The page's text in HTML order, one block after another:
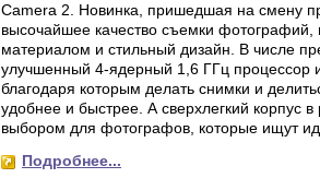
Camera 2. Новинка, пришедшая на смену
высочайшее качество съемки фотографий,
материалом и стильный дизайн. В числе
улучшенный 4-ядерный 1,6 ГГц процессор
благодаря которым делать снимки и
удобнее и быстрее. А сверхлегкий корпус
выбором для фотографов, которые ищут
Подробнее...